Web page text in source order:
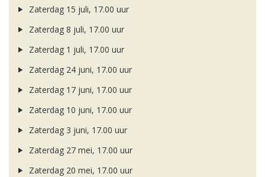
Zaterdag 15 juli, 17.00 uur
Zaterdag 8 juli, 17.00 uur
Zaterdag 1 juli, 17.00 uur
Zaterdag 24 juni, 17.00 uur
Zaterdag 17 juni, 17.00 uur
Zaterdag 10 juni, 17.00 uur
Zaterdag 3 juni, 17.00 uur
Zaterdag 27 mei, 17.00 uur
Zaterdag 20 mei, 17.00 uur